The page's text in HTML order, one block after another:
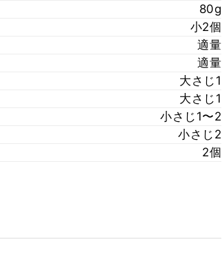
80g
小2個
適量
適量
大さじ1
大さじ1
小さじ1〜2
小さじ2
2個